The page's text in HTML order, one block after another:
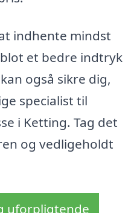
indhente mindst
et bedre indtryk
også sikre dig,
specialist til
i Ketting. Tag det
og vedligeholdt
uforpligtende